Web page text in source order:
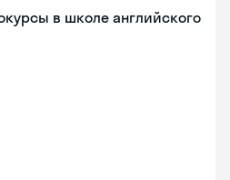
в школе английского